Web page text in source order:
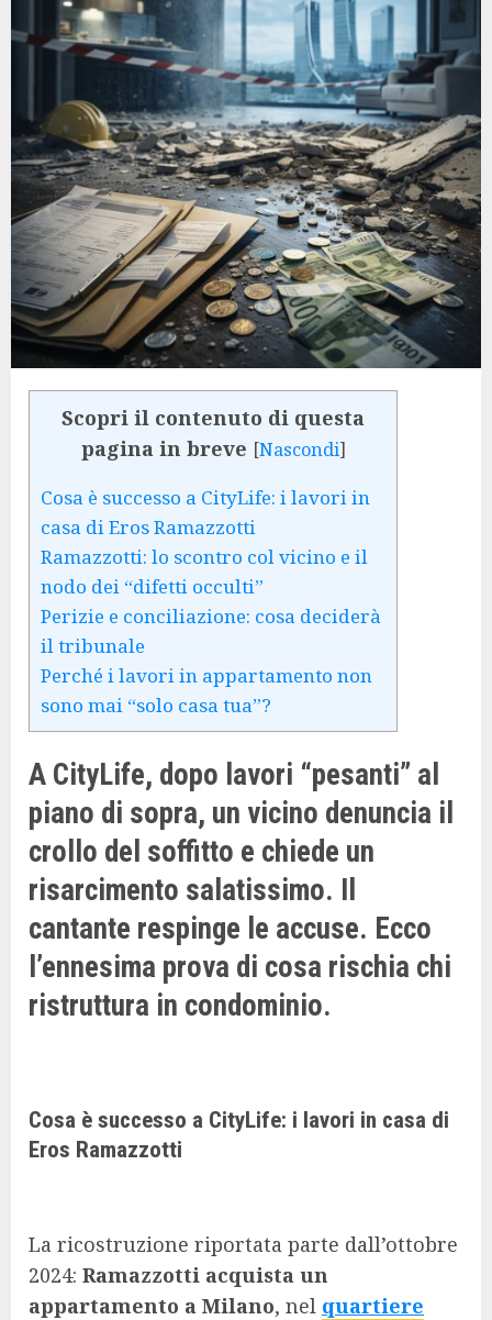
Scopri il contenuto di questa
pagina in breve [Nascondi]
Cosa è successo a CityLife: i lavori in
casa di Eros Ramazzotti
Ramazzotti: lo scontro col vicino e il
nodo dei “difetti occulti”
Perizie e conciliazione: cosa deciderà
il tribunale
Perché i lavori in appartamento non
sono mai “solo casa tua”?
A CityLife, dopo lavori “pesanti” al
piano di sopra, un vicino denuncia il
crollo del soffitto e chiede un
risarcimento salatissimo. Il
cantante respinge le accuse. Ecco
l’ennesima prova di cosa rischia chi
ristruttura in condominio.
Cosa è successo a CityLife: i lavori in casa di
Eros Ramazzotti
La ricostruzione riportata parte dall’ottobre
2024: Ramazzotti acquista un
appartamento a Milano, nel quartiere